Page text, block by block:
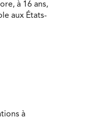
à 16 ans,
aux États-
à